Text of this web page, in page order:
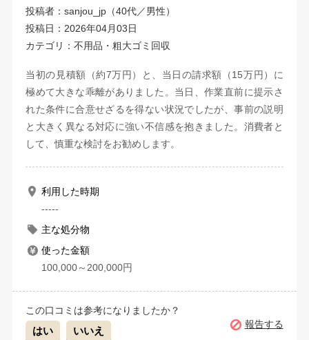
投稿者：sanjou_jp（40代／男性）
投稿日：2026年04月03日
カテゴリ：不用品・粗大ゴミ回収
当初の見積額（約7万円）と、当日の請求額（15万円）に
極めて大きな乖離がありました。当日、作業直前に提示さ
れた条件に合意せざるを得ない状況でしたが、事前の説明
と大きく異なる対応に強い不信感を抱きました。消費者と
して、慎重な検討をお勧めします。
利用した時期
-----
主な処分物
使った金額
100,000～200,000円
この口コミは参考になりましたか？
はい いいえ
報告する